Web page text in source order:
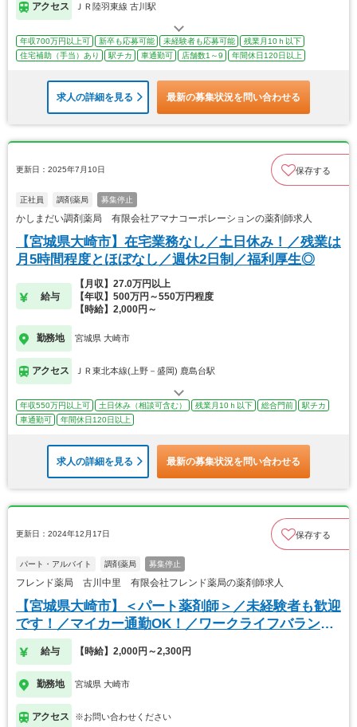
アクセス ＪＲ陸羽東線 古川駅
年収700万円以上可 新卒も応募可能 未経験者も応募可能
残業月10ｈ以下
住宅補助（手当）あり
駅チカ 車通勤可 店舗数1～9 年間休日120日以上
求人の詳細を見る 最新の募集状況を問い合わせる
更新日：2025年7月10日 保存する
正社員 調剤薬局 募集停止
かしまだい調剤薬局 有限会社アマナコーポレーションの薬剤師求人
【宮城県大崎市】在宅業務なし／土日休み！／残業は
月5時間程度とほぼなし／週休2日制／福利厚生◎
給与
【月収】27.0万円以上
【年収】500万円～550万円程度
【時給】2,000円～
勤務地 宮城県 大崎市
アクセス ＪＲ東北本線(上野－盛岡) 鹿島台駅
年収550万円以上可 土日休み（相談可含む） 残業月10ｈ以下 総合門前
駅チカ
車通勤可
年間休日120日以上
求人の詳細を見る 最新の募集状況を問い合わせる
更新日：2024年12月17日 保存する
パート・アルバイト 調剤薬局 募集停止
フレンド薬局 古川中里 有限会社フレンド薬局の薬剤師求人
【宮城県大崎市】＜パート薬剤師＞／未経験者も歓迎
です！／マイカー通勤OK！／ワークライフバランス
◎
給与 【時給】2,000円～2,300円
勤務地 宮城県 大崎市
アクセス ※お問い合わせください